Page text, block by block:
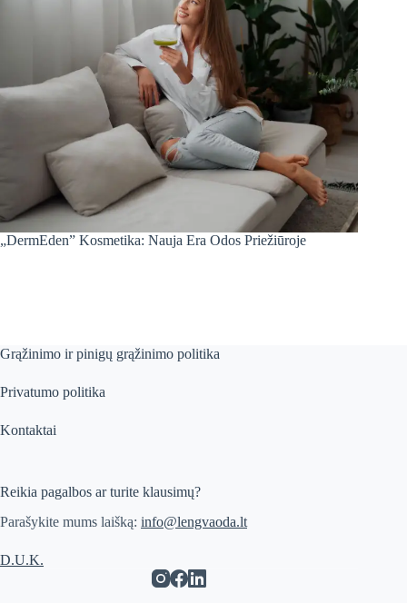
„DermEden” Kosmetika: Nauja Era Odos Priežiūroje
Grąžinimo ir pinigų grąžinimo politika
Privatumo politika
Kontaktai
Reikia pagalbos ar turite klausimų?
Parašykite mums laišką: info@lengvaoda.lt
D.U.K.